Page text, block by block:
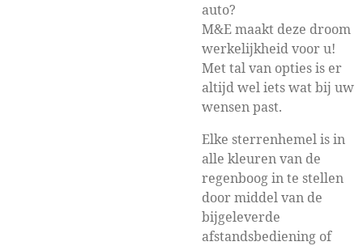
auto?
M&E maakt deze droom
werkelijkheid voor u!
Met tal van opties is er
altijd wel iets wat bij uw
wensen past.
Elke sterrenhemel is in
alle kleuren van de
regenboog in te stellen
door middel van de
bijgeleverde
afstandsbediening of